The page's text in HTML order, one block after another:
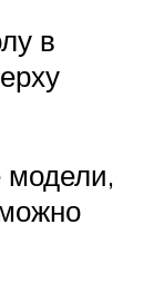
в
модели,